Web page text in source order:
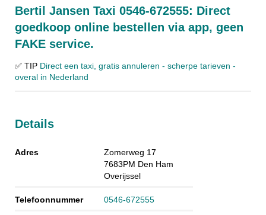
Bertil Jansen Taxi 0546-672555: Direct
goedkoop online bestellen via app, geen
FAKE service.
✅ TIP Direct een taxi, gratis annuleren - scherpe tarieven -
overal in Nederland
Details
Adres
Zomerweg 17
7683PM Den Ham
Overijssel
Telefoonnummer 0546-672555